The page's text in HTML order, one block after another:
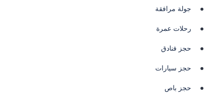
جولة مرافقة
رحلات عمرة
حجز فنادق
حجز سيارات
حجز باص